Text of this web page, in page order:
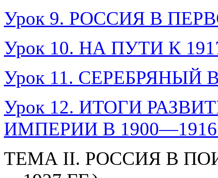
Урок 9. РОССИЯ В
Урок 10. НА ПУТИ К
Урок 11.
Урок 12. ИТОГИ
ИМПЕРИИ В 1900—1916
ТЕМА II. РОССИЯ В